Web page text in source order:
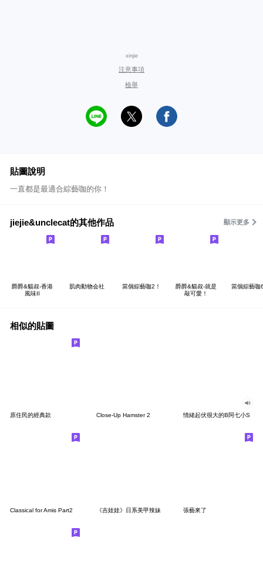
xinjie
注意事項
檢舉
貼圖說明
一直都是最適合綜藝咖的你！
jiejie&unclecat的其他作品 顯示更多
爵爵&貓叔-香港
風味II
肌肉動物会社 當個綜藝咖2！
爵爵&貓叔-就是
敲可愛！
當個綜藝咖
相似的貼圖
原住民的經典款 Close-Up Hamster 2 情緒起伏很大的B阿七小S
Classical for Amis Part2 《吉娃娃》日系美甲辣妹 張藝來了